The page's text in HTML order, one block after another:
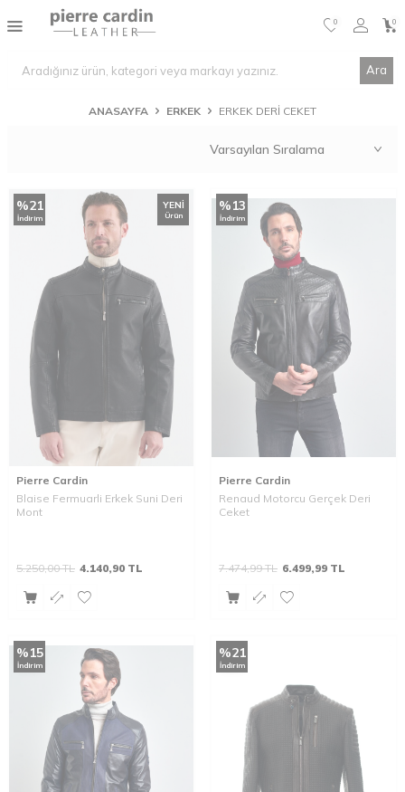
Ara
0 0
ANASAYFA ERKEK ERKEK DERI CEKET
%21
İndirim
YENI
Ürün
Pierre Cardin
Blaise Fermuarli Erkek Suni Deri
Mont
5.250,00TL 4.140,90 TL
%13
İndirim
Pierre Cardin
Renaud Motorcu Gerçek Deri
Ceket
7.474,99TL 6.499,99 TL
%15
İndirim
%21
İndirim